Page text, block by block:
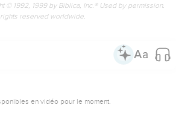
© 1992, 1999 by Biblica, Inc.® Used by permission.
reserved worldwide.
en vidéo pour le moment.